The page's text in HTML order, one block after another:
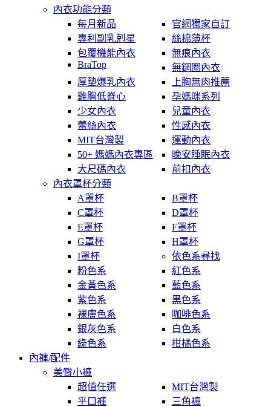
內衣功能分類
每月新品
官網獨家自訂
專利副乳剋星
絲棉薄杯
包覆機能內衣
無痕內衣
BraTop
無鋼圈內衣
厚墊爆乳內衣
上胸無肉推薦
雞胸低脊心
孕媽咪系列
少女內衣
兒童內衣
蕾絲內衣
性感內衣
MIT台灣製
運動內衣
50+ 媽媽內衣專區
晚安睡眠內衣
大尺碼內衣
前扣內衣
內衣罩杯分類
A罩杯
B罩杯
C罩杯
D罩杯
E罩杯
F罩杯
G罩杯
H罩杯
I罩杯
依色系尋找
粉色系
紅色系
金黃色系
藍色系
紫色系
黑色系
裸膚色系
咖啡色系
銀灰色系
白色系
綠色系
柑橘色系
內褲/配件
美臀小褲
超值任選
MIT台灣製
平口褲
三角褲